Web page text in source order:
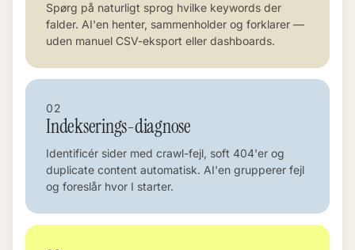
Spørg på naturligt sprog hvilke keywords der
falder. AI'en henter, sammenholder og forklarer —
uden manuel CSV-eksport eller dashboards.
02
Indekserings-diagnose
Identificér sider med crawl-fejl, soft 404'er og
duplicate content automatisk. AI'en grupperer fejl
og foreslår hvor I starter.